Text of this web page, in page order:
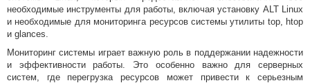
необходимые инструменты для работы, включая установку ALT Linux
и необходимые для мониторинга ресурсов системы утилиты top, htop
и glances.
Мониторинг системы играет важную роль в поддержании надежности
и эффективности работы. Это особенно важно для серверных
систем, где перегрузка ресурсов может привести к серьезным